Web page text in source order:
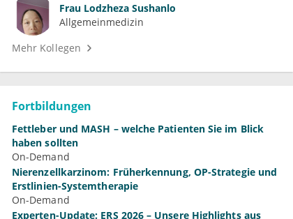
Frau Lodzheza Sushanlo
Allgemeinmedizin
Mehr Kollegen
Fortbildungen
Fettleber und MASH – welche Patienten Sie im Blick
haben sollten
On-Demand
Nierenzellkarzinom: Früherkennung, OP-Strategie und
Erstlinien-Systemtherapie
On-Demand
Experten-Update: ERS 2026 – Unsere Highlights aus